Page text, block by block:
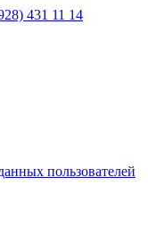
431 11 14
пользователей